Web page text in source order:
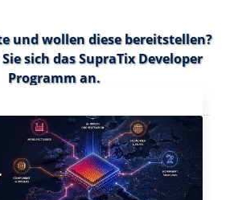
und wollen diese bereitstellen?
sich dasSupraTix Developer
Programman.